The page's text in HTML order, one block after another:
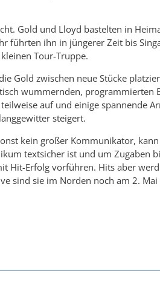
Gold und Lloyd bastelten in
führten ihn in jüngerer Zeit bis
Tour-Truppe.
Gold zwischen neue Stücke
wummernden, programmierten
auf und einige spannende
steigert.
kein großer Kommunikator,
textsicher ist und um Zugaben
Hit-Erfolg vorführen. Hits aber
sind sie im Norden noch am 2.